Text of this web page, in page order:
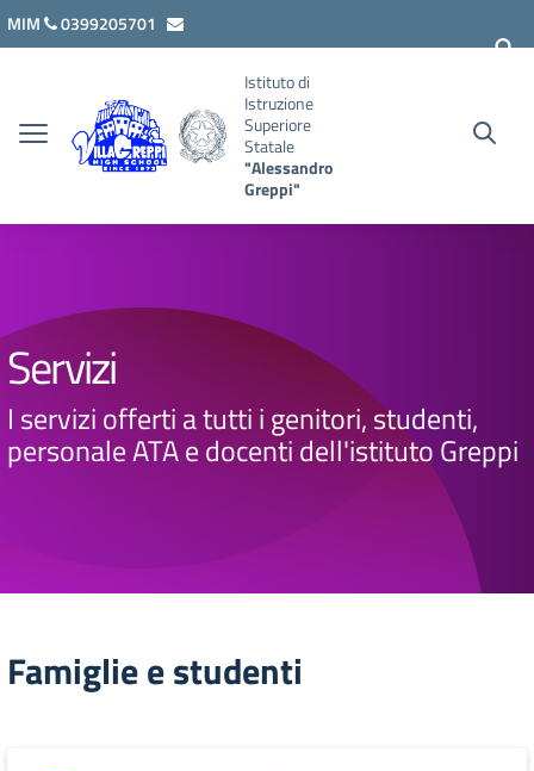
Vai ai contenuti
Vai al menu di navigazione
Vai al footer
MIM
0399205701
Istituto di
Istruzione
Superiore
Statale
"Alessandro
Greppi"
Servizi
I servizi offerti a tutti i genitori, studenti,
personale ATA e docenti dell'istituto Greppi
Famiglie e studenti